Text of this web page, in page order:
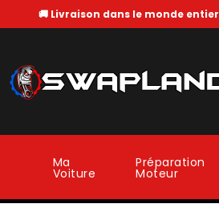
🚚 Livraison dans le monde entier
Ma
Voiture
Préparation
Moteur